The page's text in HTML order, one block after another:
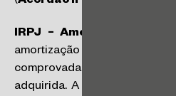
IRPJ – Amortização de
amortização fiscal do
comprovada a efetiva
adquirida. A comprovação